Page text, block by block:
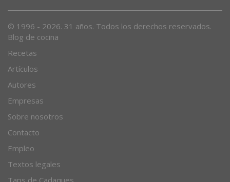
© 1996 - 2026. 31 años. Todos los derechos reservados.
Blog de cocina
Recetas
Artículos
Autores
Empresas
Sobre nosotros
Contacto
Empleo
Textos legales
Taps de Cadaques